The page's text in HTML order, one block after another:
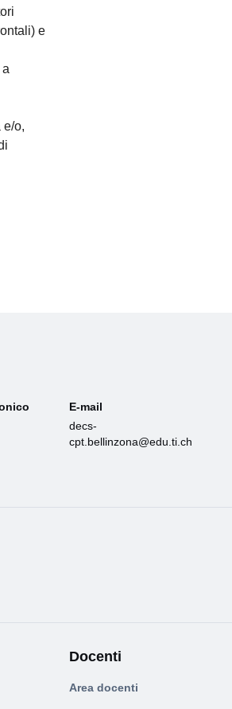
e
e/o,
E-mail
decs-
cpt.bellinzona@edu.ti.ch
Docenti
Area docenti